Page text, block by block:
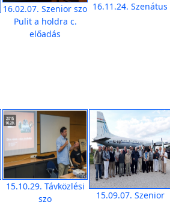
16.02.07. Szenior szo
Pulit a holdra c.
előadás
16.11.24. Szenátus
15.10.29. Távközlési
szo
15.09.07. Szenior